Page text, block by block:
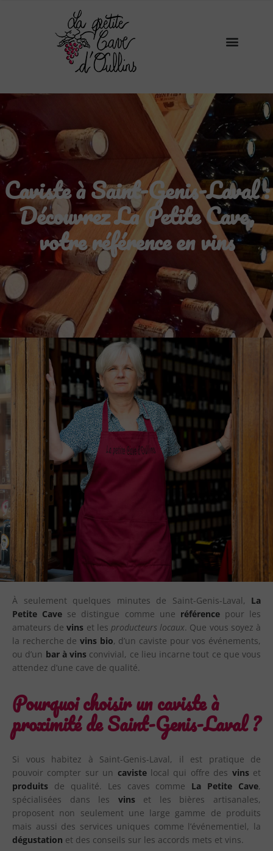
Caviste à Saint-Genis-Laval :
Découvrez La Petite Cave,
votre référence en vins
À seulement quelques minutes de Saint-Genis-Laval, La
Petite Cave se distingue comme une référencepour les
amateurs devins et lesproducteurs locaux. Que vous soyez à
la recherche de vins bio, d’un caviste pour vos événements,
ou d’un bar à vins convivial, ce lieu incarne tout ce que vous
attendez d’une cave de qualité.
Pourquoi choisir un caviste à
proximité de Saint-Genis-Laval ?
Si vous habitez à Saint-Genis-Laval, il est pratique de
pouvoir compter sur un cavistelocal qui offre des vinset
produits de qualité. Les caves comme La Petite Cave,
spécialisées dans les vinset les bières artisanales,
proposent non seulement une large gamme de produits
mais aussi des services uniques comme l’événementiel, la
dégustation et des conseils sur les accords mets et vins.